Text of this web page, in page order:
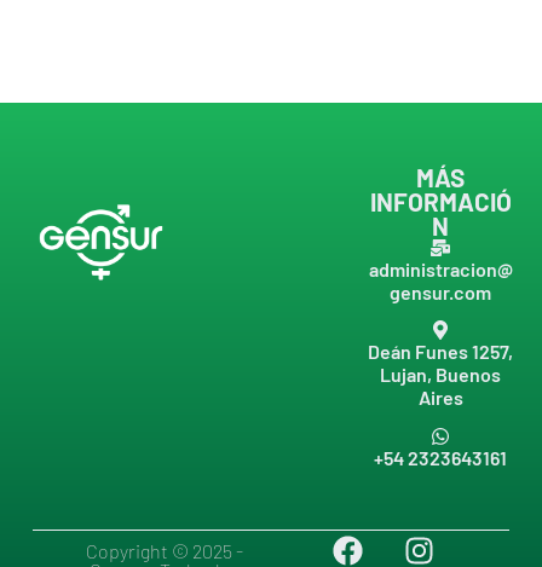
MÁS
INFORMACIÓ
N
administracion@
gensur.com
Deán Funes 1257,
Lujan, Buenos
Aires
+54 2323643161
Copyright © 2025 -